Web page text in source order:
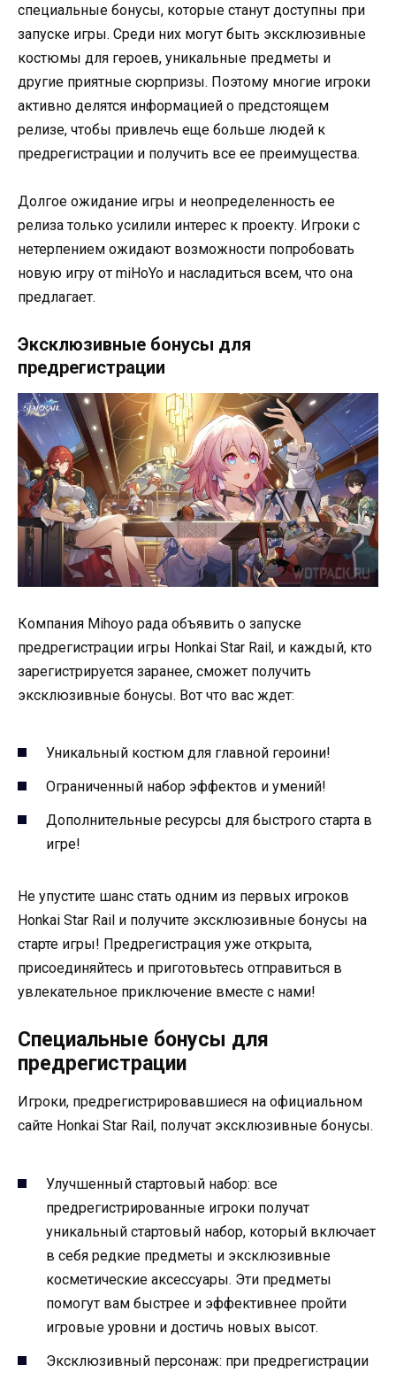
специальные бонусы, которые станут доступны при
запуске игры. Среди них могут быть эксклюзивные
костюмы для героев, уникальные предметы и
другие приятные сюрпризы. Поэтому многие игроки
активно делятся информацией о предстоящем
релизе, чтобы привлечь еще больше людей к
предрегистрации и получить все ее преимущества.
Долгое ожидание игры и неопределенность ее
релиза только усилили интерес к проекту. Игроки с
нетерпением ожидают возможности попробовать
новую игру от miHoYo и насладиться всем, что она
предлагает.
Эксклюзивные бонусы для
предрегистрации
Компания Mihoyo рада объявить о запуске
предрегистрации игры Honkai Star Rail, и каждый, кто
зарегистрируется заранее, сможет получить
эксклюзивные бонусы. Вот что вас ждет:
Уникальный костюм для главной героини!
Ограниченный набор эффектов и умений!
Дополнительные ресурсы для быстрого старта в
игре!
Не упустите шанс стать одним из первых игроков
Honkai Star Rail и получите эксклюзивные бонусы на
старте игры! Предрегистрация уже открыта,
присоединяйтесь и приготовьтесь отправиться в
увлекательное приключение вместе с нами!
Специальные бонусы для
предрегистрации
Игроки, предрегистрировавшиеся на официальном
сайте Honkai Star Rail, получат эксклюзивные бонусы.
Улучшенный стартовый набор: все
предрегистрированные игроки получат
уникальный стартовый набор, который включает
в себя редкие предметы и эксклюзивные
косметические аксессуары. Эти предметы
помогут вам быстрее и эффективнее пройти
игровые уровни и достичь новых высот.
Эксклюзивный персонаж: при предрегистрации